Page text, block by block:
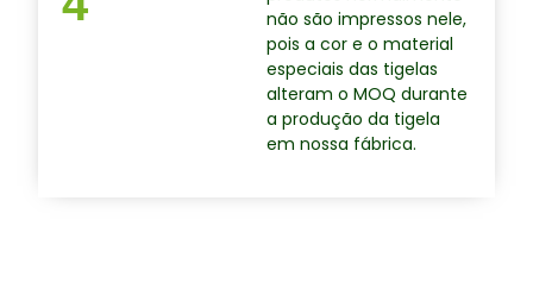
não são impressos nele,
pois a cor e o material
especiais das tigelas
alteram o MOQ durante
a produção da tigela
em nossa fábrica.